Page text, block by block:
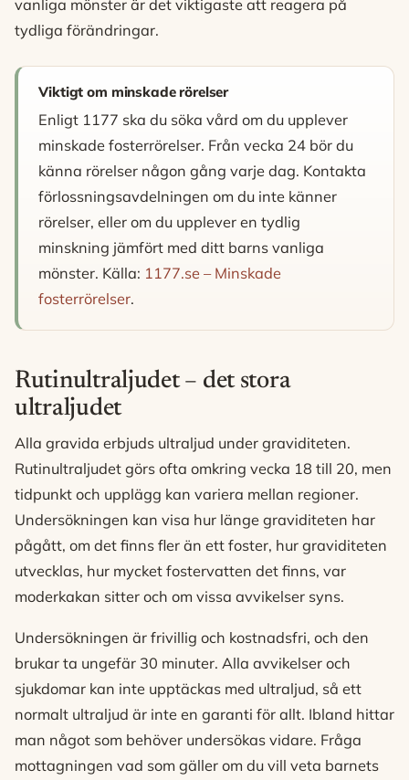
vanliga mönster är det viktigaste att reagera på
tydliga förändringar.
Viktigt om minskade rörelser
Enligt 1177 ska du söka vård om du upplever
minskade fosterrörelser. Från vecka 24 bör du
känna rörelser någon gång varje dag. Kontakta
förlossningsavdelningen om du inte känner
rörelser, eller om du upplever en tydlig
minskning jämfört med ditt barns vanliga
mönster. Källa: 1177.se – Minskade
fosterrörelser.
Rutinultraljudet – det stora
ultraljudet
Alla gravida erbjuds ultraljud under graviditeten.
Rutinultraljudet görs ofta omkring vecka 18 till 20, men
tidpunkt och upplägg kan variera mellan regioner.
Undersökningen kan visa hur länge graviditeten har
pågått, om det finns fler än ett foster, hur graviditeten
utvecklas, hur mycket fostervatten det finns, var
moderkakan sitter och om vissa avvikelser syns.
Undersökningen är frivillig och kostnadsfri, och den
brukar ta ungefär 30 minuter. Alla avvikelser och
sjukdomar kan inte upptäckas med ultraljud, så ett
normalt ultraljud är inte en garanti för allt. Ibland hittar
man något som behöver undersökas vidare. Fråga
mottagningen vad som gäller om du vill veta barnets